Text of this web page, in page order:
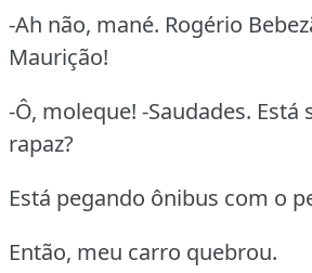
-Ah não, mané. Rogério
Maurição!
-Ô, moleque! -Saudades. Está
rapaz?
Está pegando ônibus com o
Então, meu carro quebrou.